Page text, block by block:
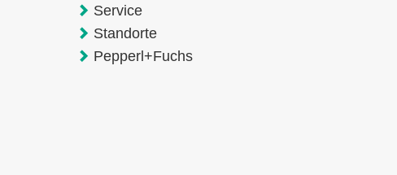
Service
Standorte
Pepperl+Fuchs